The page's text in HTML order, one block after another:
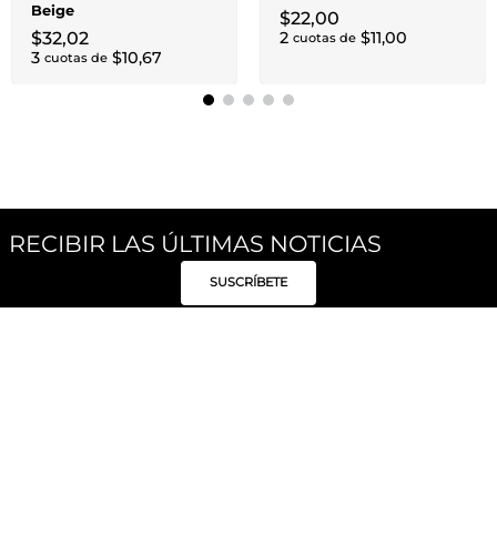
Beige
$32,02
3 cuotas de $10,67
$22,00
2 cuotas de $11,00
RECIBIR LAS ÚLTIMAS NOTICIAS
SUSCRÍBETE